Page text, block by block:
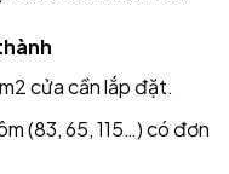
cửa cần lắp đặt.
(83, 65, 115…) có đơn